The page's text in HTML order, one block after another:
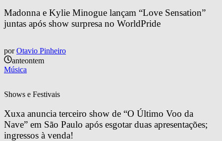
Madonna e Kylie Minogue lançam “Love Sensation”
juntas após show surpresa no WorldPride
por Otavio Pinheiro
anteontem
Música
Shows e Festivais
Xuxa anuncia terceiro show de “O Último Voo da
Nave” em São Paulo após esgotar duas apresentações;
ingressos à venda!